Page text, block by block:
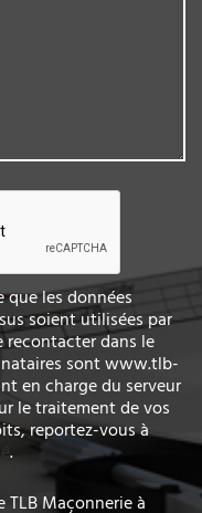
que les données
soient utilisées par
dans le
sont www.tlb-
en charge du serveur
le traitement de vos
reportez-vous à
.
TLB Maçonnerie à